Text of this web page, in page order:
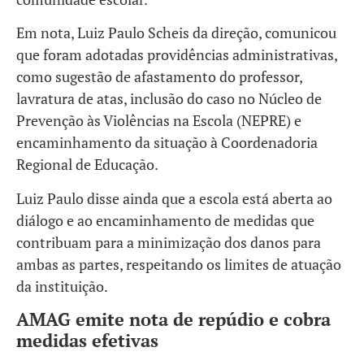
Em nota, Luiz Paulo Scheis da direção, comunicou
que foram adotadas providências administrativas,
como sugestão de afastamento do professor,
lavratura de atas, inclusão do caso no Núcleo de
Prevenção às Violências na Escola (NEPRE) e
encaminhamento da situação à Coordenadoria
Regional de Educação.
Luiz Paulo disse ainda que a escola está aberta ao
diálogo e ao encaminhamento de medidas que
contribuam para a minimização dos danos para
ambas as partes, respeitando os limites de atuação
da instituição.
AMAG emite nota de repúdio e cobra
medidas efetivas